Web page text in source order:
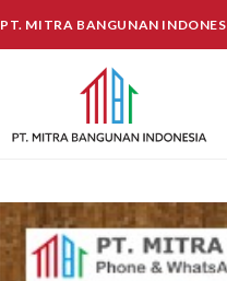
PT. MITRA BANGUNAN